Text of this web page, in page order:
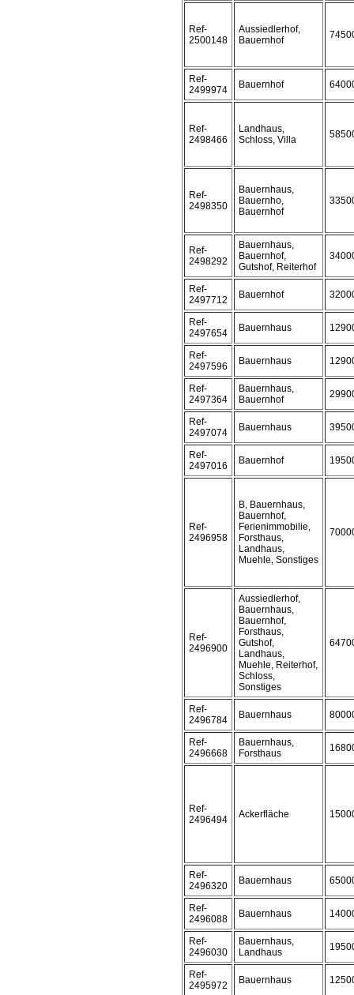
Ref-
2500148
Aussiedlerhof,
Bauernhof
Ref-
2499974
Bauernhof
Ref-
2498466
Landhaus,
Schloss, Villa
Ref-
2498350
Bauernhaus,
Bauernho,
Bauernhof
Ref-
2498292
Bauernhaus,
Bauernhof,
Gutshof, Reiterhof
Ref-
2497712
Bauernhof
Ref-
2497654
Bauernhaus
Ref-
2497596
Bauernhaus
Ref-
2497364
Bauernhaus,
Bauernhof
Ref-
2497074
Bauernhaus
Ref-
2497016
Bauernhof
Ref-
2496958
B, Bauernhaus,
Bauernhof,
Ferienimmobilie,
Forsthaus,
Landhaus,
Muehle, Sonstiges
Ref-
2496900
Aussiedlerhof,
Bauernhaus,
Bauernhof,
Forsthaus,
Gutshof,
Landhaus,
Muehle, Reiterhof,
Schloss,
Sonstiges
Ref-
2496784
Bauernhaus
Ref-
2496668
Bauernhaus,
Forsthaus
Ref-
2496494
Ackerfläche
Ref-
2496320
Bauernhaus
Ref-
2496088
Bauernhaus
Ref-
2496030
Bauernhaus,
Landhaus
Ref-
2495972
Bauernhaus